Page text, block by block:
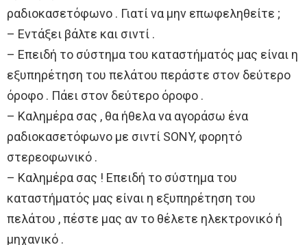
ραδιοκασετόφωνο . Γιατί να μην επωφεληθείτε ;
– Εντάξει βάλτε και σιντί .
– Επειδή το σύστημα του καταστήματός μας είναι η
εξυπηρέτηση του πελάτου περάστε στον δεύτερο
όροφο . Πάει στον δεύτερο όροφο .
– Καλημέρα σας , θα ήθελα να αγοράσω ένα
ραδιοκασετόφωνο με σιντί SONY, φορητό
στερεοφωνικό .
– Καλημέρα σας ! Επειδή το σύστημα του
καταστήματός μας είναι η εξυπηρέτηση του
πελάτου , πέστε μας αν το θέλετε ηλεκτρονικό ή
μηχανικό .